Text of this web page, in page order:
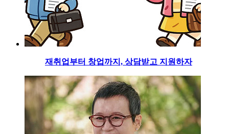
재취업부터 창업까지, 상담받고 지원하자